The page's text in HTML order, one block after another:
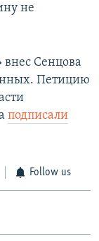
не
Сенцова
Петицию
подписали
Follow us